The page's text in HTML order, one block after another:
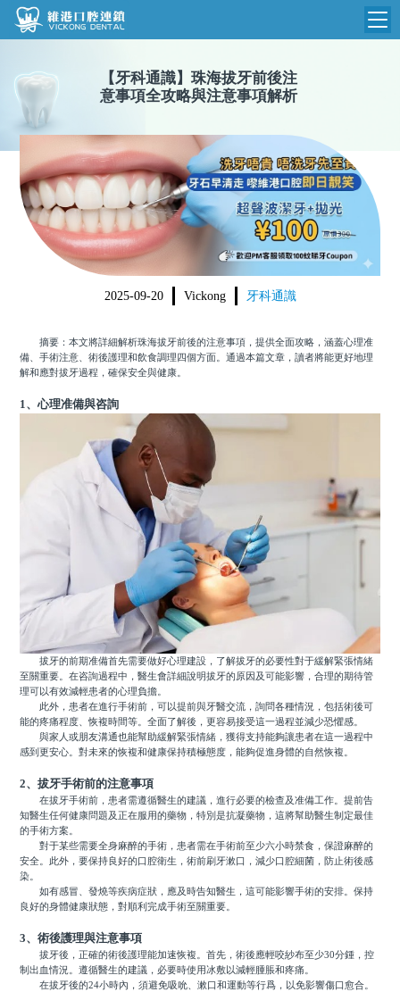
維港首頁
品牌介紹
環境設備
醫院新聞
收費標準
N
收費總表
植牙收費
根管收費
美學收費
箍牙收費
醫生團隊
門診時間
【 牙科通識】 珠海拔牙前後注
意事項全攻略與注意事項解析
2025-09-20 Vickong 牙科通識
摘要：本文將詳細解析珠海拔牙前後的注意事項，提供全面攻略，涵蓋心理准
備、手術注意、術後護理和飲食調理四個方面。通過本篇文章，讀者將能更好地理
解和應對拔牙過程，確保安全與健康。
1、心理准備與咨詢
拔牙的前期准備首先需要做好心理建設，了解拔牙的必要性對于緩解緊張情緒
至關重要。在咨詢過程中，醫生會詳細說明拔牙的原因及可能影響，合理的期待管
理可以有效減輕患者的心理負擔。
此外，患者在進行手術前，可以提前與牙醫交流，詢問各種情況，包括術後可
能的疼痛程度、恢複時間等。全面了解後，更容易接受這一過程並減少恐懼感。
與家人或朋友溝通也能幫助緩解緊張情緒，獲得支持能夠讓患者在這一過程中
感到更安心。對未來的恢複和健康保持積極態度，能夠促進身體的自然恢複。
2、拔牙手術前的注意事項
在拔牙手術前，患者需遵循醫生的建議，進行必要的檢查及准備工作。提前告
知醫生任何健康問題及正在服用的藥物，特別是抗凝藥物，這將幫助醫生制定最佳
的手術方案。
對于某些需要全身麻醉的手術，患者需在手術前至少六小時禁食，保證麻醉的
安全。此外，要保持良好的口腔衛生，術前刷牙漱口，減少口腔細菌，防止術後感
染。
如有感冒、發燒等疾病症狀，應及時告知醫生，這可能影響手術的安排。保持
良好的身體健康狀態，對順利完成手術至關重要。
3、術後護理與注意事項
拔牙後，正確的術後護理能加速恢複。首先，術後應輕咬紗布至少30分鍾，控
制出血情況。遵循醫生的建議，必要時使用冰敷以減輕腫脹和疼痛。
在拔牙後的24小時內，須避免吸吮、漱口和運動等行爲，以免影響傷口愈合。